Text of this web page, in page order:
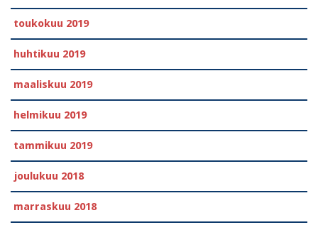
toukokuu 2019
huhtikuu 2019
maaliskuu 2019
helmikuu 2019
tammikuu 2019
joulukuu 2018
marraskuu 2018